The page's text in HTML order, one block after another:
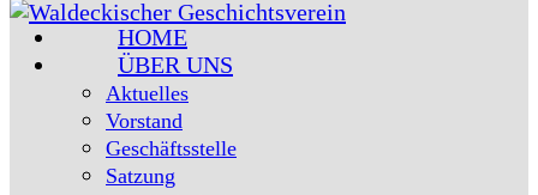
HOME
ÜBER UNS
Aktuelles
Vorstand
Geschäftsstelle
Satzung